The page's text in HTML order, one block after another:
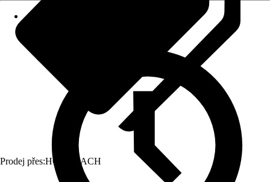
Prodej přes:HORNBACH